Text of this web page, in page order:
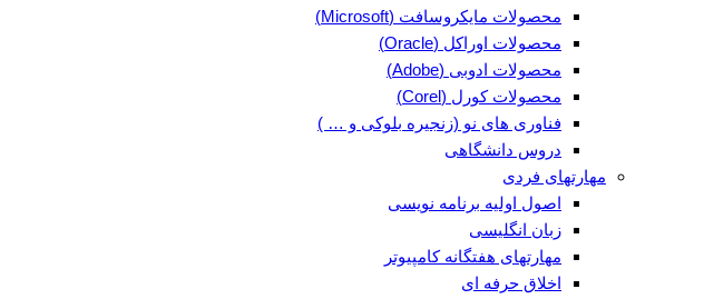
محصولات مایکروسافت (Microsoft)
محصولات اوراکل (Oracle)
محصولات ادوبی (Adobe)
محصولات کورل (Corel)
فناوری های نو (زنجیره بلوکی و … )
دروس دانشگاهی
مهارتهای فردی
اصول اولیه برنامه نویسی
زبان انگلیسی
مهارتهای هفتگانه کامپیوتر
اخلاق حرفه ای